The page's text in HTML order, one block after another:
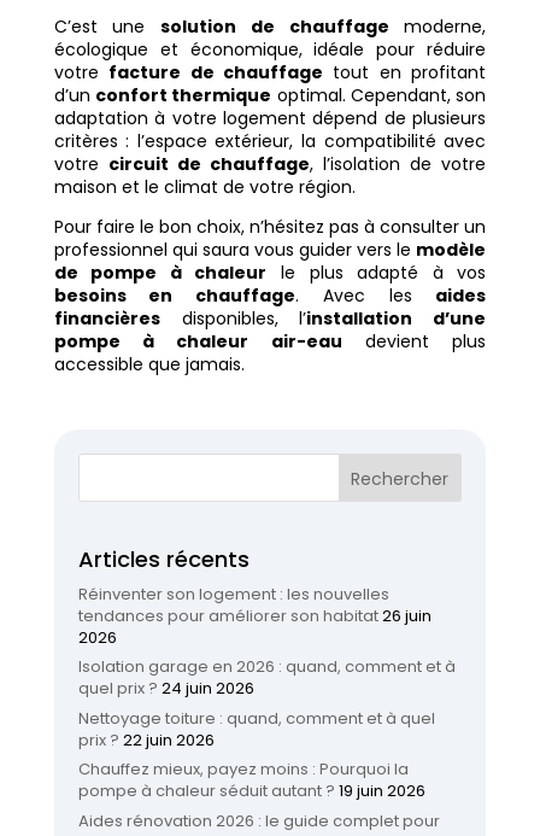
C’est unesolution de chauffage moderne,
écologique et économique, idéale pour réduire
votre facture de chauffage tout en profitant
d’un confort thermique optimal. Cependant, son
adaptation à votre logement dépend de plusieurs
critères : l’espace extérieur, la compatibilité avec
votre circuit de chauffage, l’isolation de votre
maison et le climat de votre région.
Pour faire le bon choix, n’hésitez pas à consulter un
professionnel qui saura vous guider vers le modèle
de pompe à chaleur le plus adapté à vos
besoins en chauffage. Avec les aides
financièresdisponibles, l’installation d’une
pompe à chaleur air-eau devient plus
accessible que jamais.
Articles récents
Réinventer son logement : les nouvelles
tendances pour améliorer son habitat26 juin
2026
Isolation garage en 2026 : quand, comment et à
quel prix ? 24 juin 2026
Nettoyage toiture : quand, comment et à quel
prix ? 22 juin 2026
Chauffez mieux, payez moins : Pourquoi la
pompe à chaleur séduit autant ? 19 juin 2026
Aides rénovation 2026 : le guide complet pour